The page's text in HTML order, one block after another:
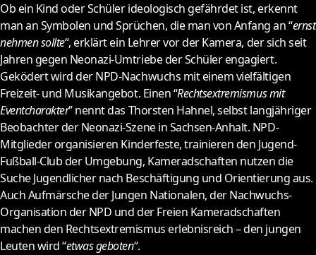
Ob ein Kind oder Schüler ideologisch gefährdet ist, erkennt
man an Symbolen und Sprüchen, die man von Anfang an “ernst
nehmen sollte“, erklärt ein Lehrer vor der Kamera, der sich seit
Jahren gegen Neonazi-Umtriebe der Schüler engagiert.
Geködert wird der NPD-Nachwuchs mit einem vielfältigen
Freizeit- und Musikangebot. Einen “Rechtsextremismus mit
Eventcharakter” nennt das Thorsten Hahnel, selbst langjähriger
Beobachter der Neonazi-Szene in Sachsen-Anhalt. NPD-
Mitglieder organisieren Kinderfeste, trainieren den Jugend-
Fußball-Club der Umgebung, Kameradschaften nutzen die
Suche Jugendlicher nach Beschäftigung und Orientierung aus.
Auch Aufmärsche der Jungen Nationalen, der Nachwuchs-
Organisation der NPD und der Freien Kameradschaften
machen den Rechtsextremismus erlebnisreich – den jungen
Leuten wird “etwas geboten“.